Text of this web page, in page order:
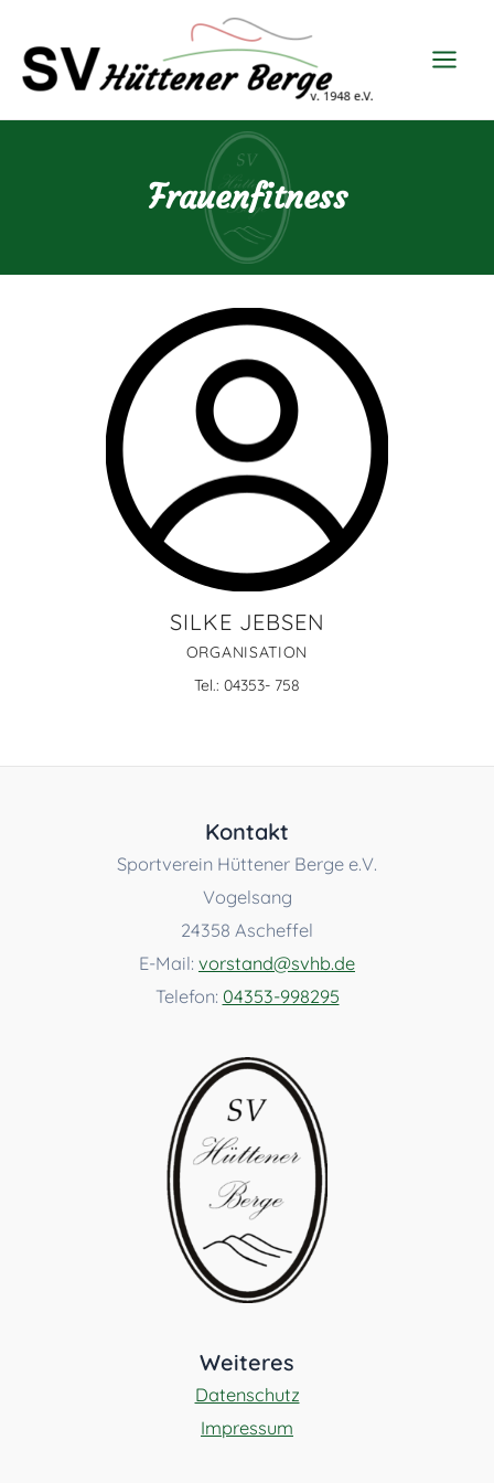
Frauenfitness
SILKE JEBSEN
ORGANISATION
Tel.: 04353- 758
Kontakt
Sportverein Hüttener Berge e.V.
Vogelsang
24358 Ascheffel
E-Mail: vorstand@svhb.de
Telefon: 04353-998295
Weiteres
Datenschutz
Impressum